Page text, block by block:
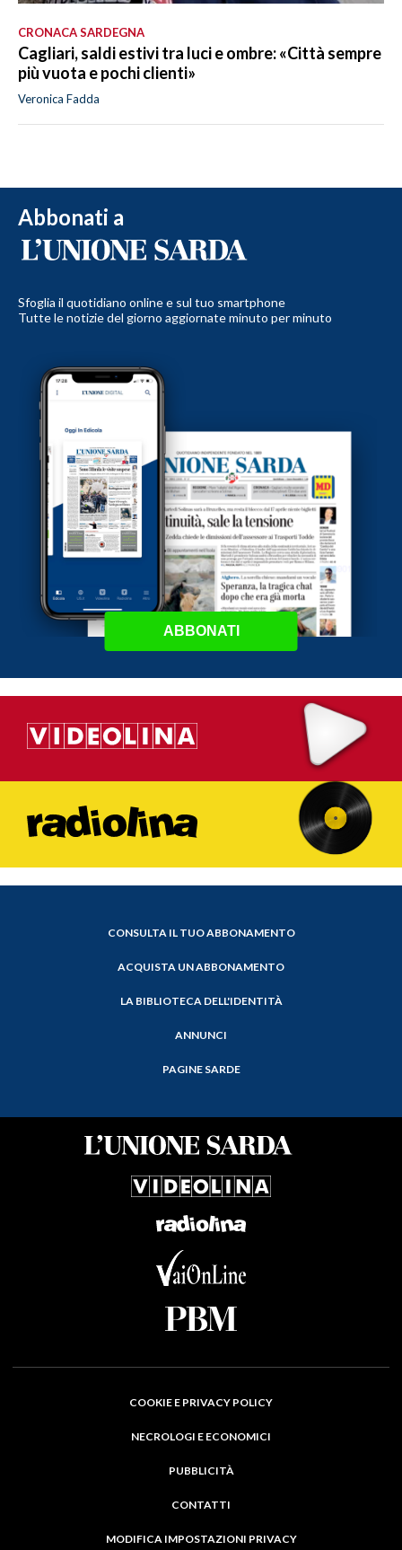
CRONACA SARDEGNA
Cagliari, saldi estivi tra luci e ombre: «Città sempre
più vuota e pochi clienti»
Veronica Fadda
Abbonati a
Sfoglia il quotidiano online e sul tuo smartphone
Tutte le notizie del giorno aggiornate minuto per minuto
ABBONATI
CONSULTA IL TUO ABBONAMENTO
ACQUISTA UN ABBONAMENTO
LA BIBLIOTECA DELL'IDENTITÀ
ANNUNCI
PAGINE SARDE
COOKIE E PRIVACY POLICY
NECROLOGI E ECONOMICI
PUBBLICITÀ
CONTATTI
MODIFICA IMPOSTAZIONI PRIVACY